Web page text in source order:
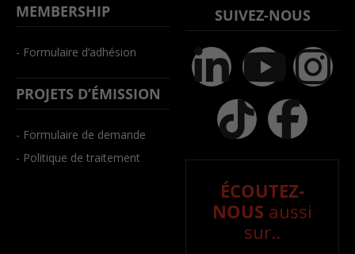
MEMBERSHIP
- Formulaire d’adhésion
PROJETS D’ÉMISSION
- Formulaire de demande
- Politique de traitement
SUIVEZ-NOUS
ÉCOUTEZ-
NOUS aussi
sur..